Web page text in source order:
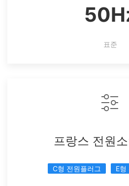
표준
프랑스 전원
C형 전원플러그 E형